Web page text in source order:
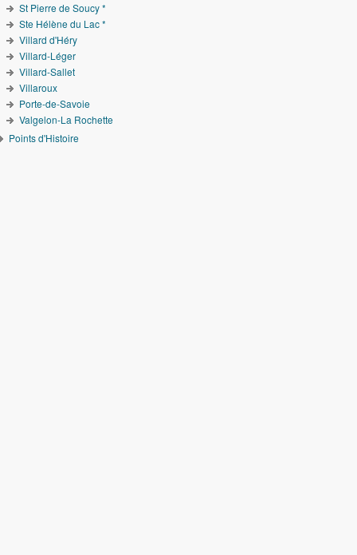
St Pierre de Soucy *
Ste Hélène du Lac *
Villard d'Héry
Villard-Léger
Villard-Sallet
Villaroux
Porte-de-Savoie
Valgelon-La Rochette
Points d'Histoire